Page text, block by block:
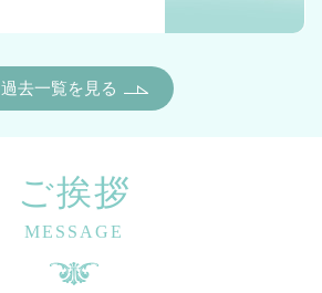
過去一覧を見る
ご挨拶
MESSAGE